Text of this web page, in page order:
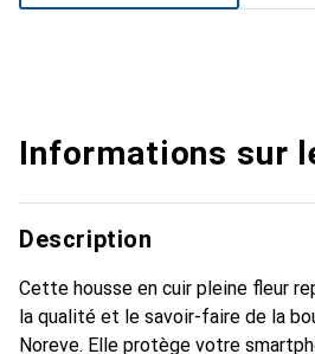
Informations sur
Description
Cette housse en cuir pleine fleur
la qualité et le savoir-faire de la
Noreve. Elle protège votre